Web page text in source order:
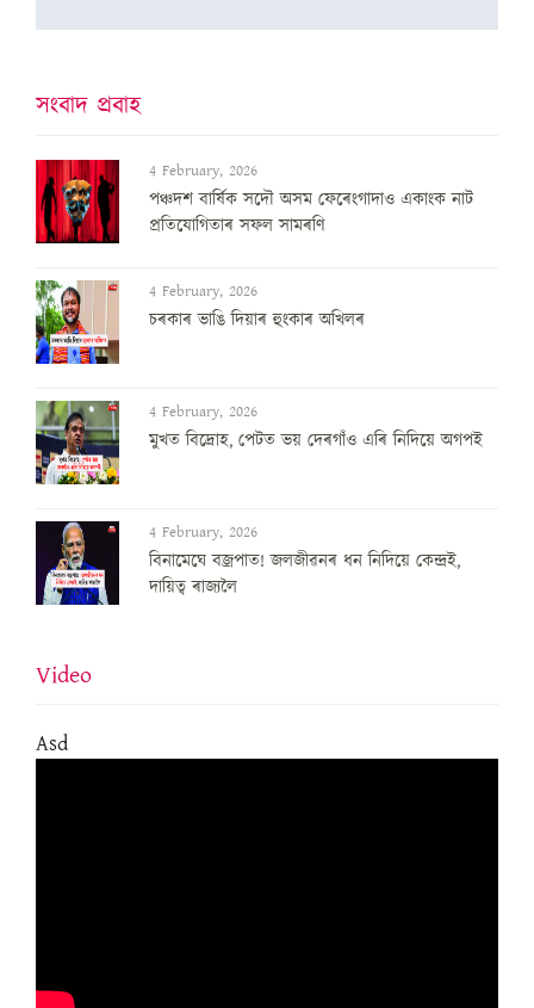
সংবাদ প্ৰবাহ
4 February, 2026
পঞ্চদশ বার্ষিক সদৌ অসম ফেৰেংগাদাও একাংক নাট
প্রতিযোগিতাৰ সফল সামৰণি
4 February, 2026
চৰকাৰ ভাঙি দিয়াৰ হুংকাৰ অখিলৰ
4 February, 2026
মুখত বিদ্ৰোহ, পেটত ভয় দেৰগাঁও এৰি নিদিয়ে অগপই
4 February, 2026
বিনামেঘে বজ্ৰপাত! জলজীৱনৰ ধন নিদিয়ে কেন্দ্ৰই,
দায়িত্ব ৰাজ্যলৈ
Video
Asd